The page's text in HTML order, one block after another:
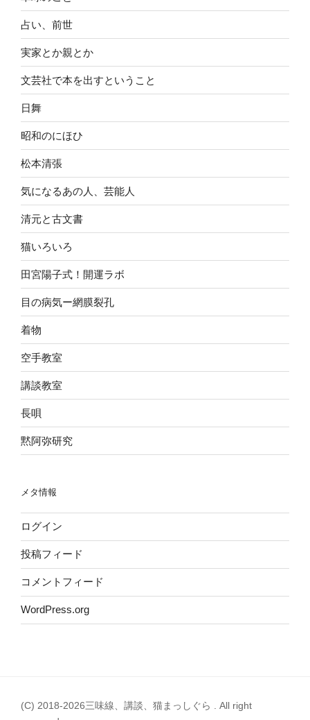
占い、前世
実家とか親とか
文芸社で本を出すということ
日舞
昭和のにほひ
松本清張
気になるあの人、芸能人
清元と古文書
猫いろいろ
田宮陽子式！開運ラボ
目の病気ー網膜裂孔
着物
空手教室
講談教室
長唄
黙阿弥研究
メタ情報
ログイン
投稿フィード
コメントフィード
WordPress.org
(C) 2018-2026三味線、講談、猫まっしぐら . All right